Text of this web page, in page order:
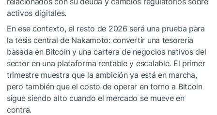
activos digitales.
En ese contexto, el resto de 2026 será una prueba para
la tesis central de Nakamoto: convertir una tesorería
basada en Bitcoin y una cartera de negocios nativos del
sector en una plataforma rentable y escalable. El primer
trimestre muestra que la ambición ya está en marcha,
pero también que el costo de operar en torno a Bitcoin
sigue siendo alto cuando el mercado se mueve en
contra.